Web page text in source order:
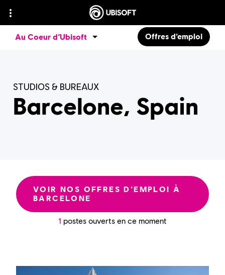
Offres d'emploi
Au Coeur d’Ubisoft
STUDIOS & BUREAUX
Barcelone, Spain
VOIR NOS OFFRES D'EMPLOI À
BARCELONE
1 postes ouverts en ce moment